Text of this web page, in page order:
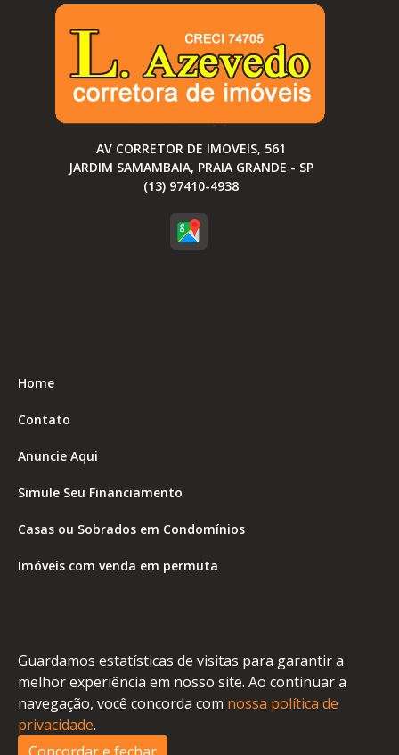
Guardamos estatísticas de visitas para garantir a
melhor experiência em nosso site. Ao continuar a
navegação, você concorda com nossa política de
privacidade.
AV CORRETOR DE IMOVEIS, 561
JARDIM SAMAMBAIA, PRAIA GRANDE - SP
(13) 97410-4938
Home
Contato
Anuncie Aqui
Simule Seu Financiamento
Casas ou Sobrados em Condomínios
Imóveis com venda em permuta
Casa com piscina
Apartamento com piscina
Condomínio fechado